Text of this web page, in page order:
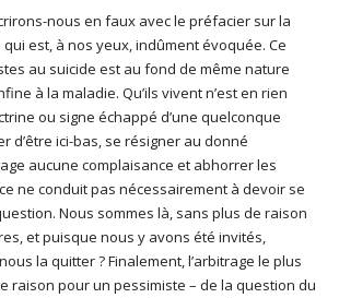
nous en faux avec le préfacier sur la
est, à nos yeux, indûment évoquée. Ce
au suicide est au fond de même nature
à la maladie. Qu’ils vivent n’est en rien
ou signe échappé d’une quelconque
d’être ici-bas, se résigner au donné
aucune complaisance et abhorrer les
ne conduit pas nécessairement à devoir se
Nous sommes là, sans plus de raison
et puisque nous y avons été invités,
la quitter ? Finalement, l’arbitrage le plus
raison pour un pessimiste – de la question du